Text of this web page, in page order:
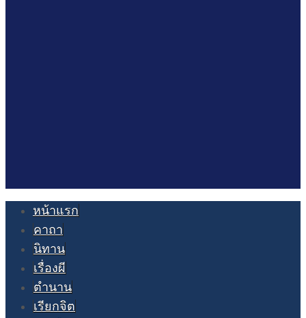
หน้าแรก
คาถา
นิทาน
เรื่องผี
ตำนาน
เรียกจิต